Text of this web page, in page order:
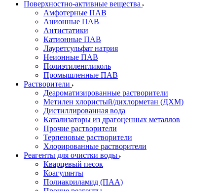
Поверхностно-активные вещества
Амфотерные ПАВ
Анионные ПАВ
Антистатики
Катионные ПАВ
Лауретсульфат натрия
Неионные ПАВ
Полиэтиленгликоль
Промышленные ПАВ
Растворители
Деароматизированные растворители
Метилен хлористый/дихлорметан (ДХМ)
Дистиллированная вода
Катализаторы из драгоценных металлов
Прочие растворители
Терпеновые растворители
Хлорированные растворители
Реагенты для очистки воды
Кварцевый песок
Коагулянты
Полиакриламид (ПАА)